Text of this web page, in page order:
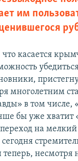
им
касается
многолетним
в том числе,
бы уже хватит
на
теперь, несмотря